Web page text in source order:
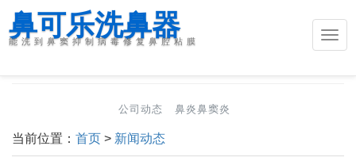
鼻可乐洗鼻器
能洗到鼻窦抑制病毒修复鼻腔粘膜
新闻动态
公司动态 鼻炎鼻窦炎
当前位置： 首页 > 新闻动态